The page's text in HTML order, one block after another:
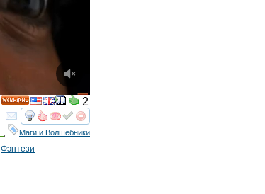
смотретьинтересует
HD
2
Маги и Волшебники
Фэнтези